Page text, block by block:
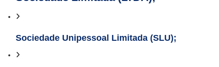
Sociedade Unipessoal Limitada (SLU);